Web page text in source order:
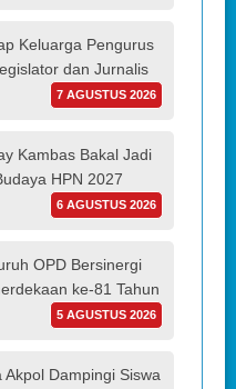
Keluarga Pengurus
dan Jurnalis
7 AGUSTUS 2026
Kambas Bakal Jadi
HPN 2027
6 AGUSTUS 2026
OPD Bersinergi
ke-81 Tahun
5 AGUSTUS 2026
Dampingi Siswa